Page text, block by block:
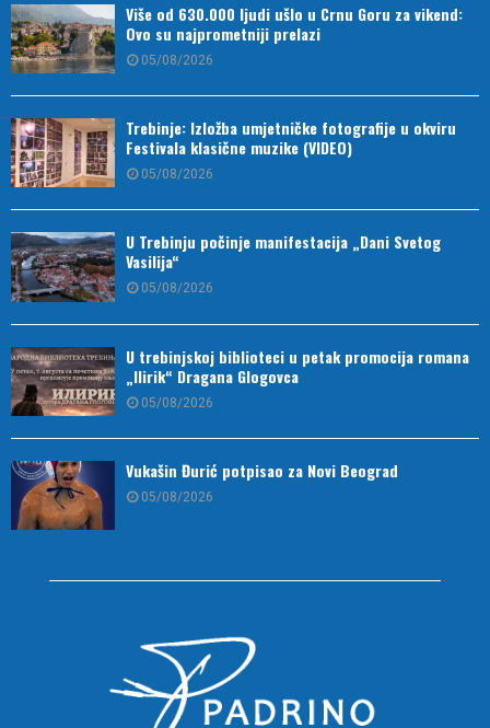
Više od 630.000 ljudi ušlo u Crnu Goru za vikend:
Ovo su najprometniji prelazi
05/08/2026
Trebinje: Izložba umjetničke fotografije u okviru
Festivala klasične muzike (VIDEO)
05/08/2026
U Trebinju počinje manifestacija „Dani Svetog
Vasilija“
05/08/2026
U trebinjskoj biblioteci u petak promocija romana
„Ilirik“ Dragana Glogovca
05/08/2026
Vukašin Đurić potpisao za Novi Beograd
05/08/2026